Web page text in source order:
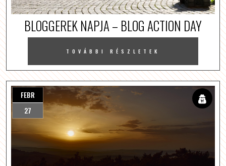
BLOGGEREK NAPJA – BLOG ACTION DAY
TOVÁBBI RÉSZLETEK
FEBR
27